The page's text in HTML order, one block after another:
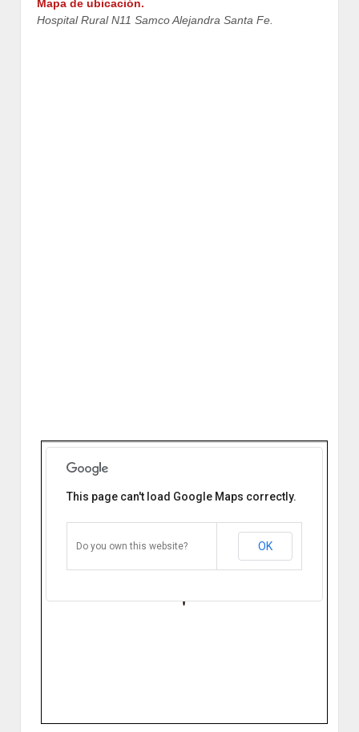
Mapa de ubicación.
Hospital Rural N11 Samco Alejandra Santa Fe.
Alejandra Santa Fe.
9 de julio 1260. Alejandra Santa Fe,
Argentina
This page can't load Google Maps correctly.
Do you own this website? OK